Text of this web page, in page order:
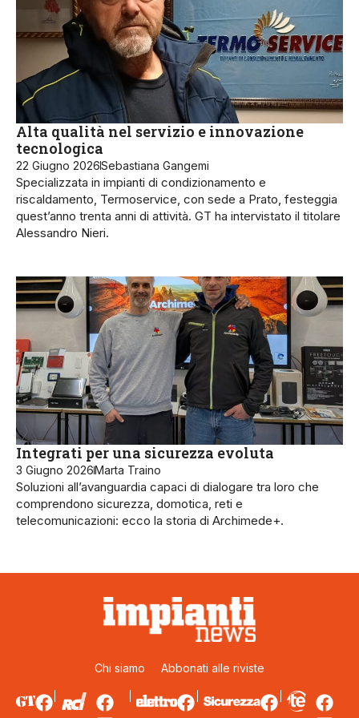
Alta qualità nel servizio e innovazione
tecnologica
22 Giugno 2026Sebastiana Gangemi
Specializzata in impianti di condizionamento e
riscaldamento, Termoservice, con sede a Prato, festeggia
quest’anno trenta anni di attività. GT ha intervistato il titolare
Alessandro Nieri.
Integrati per una sicurezza evoluta
3 Giugno 2026Marta Traino
Soluzioni all’avanguardia capaci di dialogare tra loro che
comprendono sicurezza, domotica, reti e
telecomunicazioni: ecco la storia di Archimede+.
Chi siamo Abbonati alle riviste